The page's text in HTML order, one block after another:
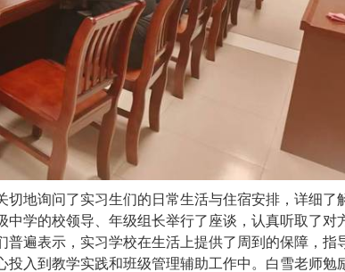
地询问了实习生们的日常生活与住宿安排，详细了
学的校领导、年级组长举行了座谈，认真听取了对
遍表示，实习学校在生活上提供了周到的保障，指
投入到教学实践和班级管理辅助工作中。白雪老师勉